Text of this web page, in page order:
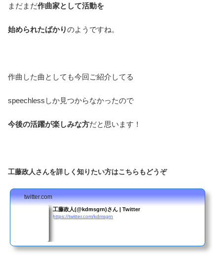
まだまだ作曲家として活動を
始められたばかりのようですね。
作曲した曲としても今回ご紹介してる
speechlessしか見つからなかったので
今後の活躍が楽しみな方だと思います！
工藤政人さんを詳しく知りたい方はこちらもどうぞ
twitter.com
工藤政人(@kdmsgrn)さん | Twitter
https://twitter.com/kdmsgrn